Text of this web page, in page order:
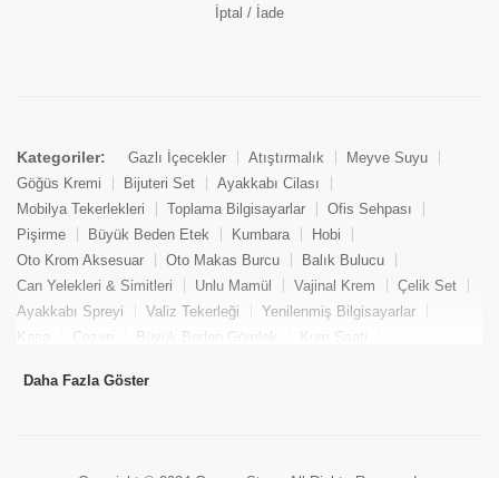
İptal / İade
Kategoriler: Gazlı İçecekler Atıştırmalık
Meyve Suyu
Göğüs Kremi
Bijuteri Set
Ayakkabı Cilası
Mobilya Tekerlekleri
Toplama Bilgisayarlar
Ofis Sehpası
Pişirme
Büyük Beden Etek Kumbara
Hobi
Oto Krom Aksesuar
Oto Makas Burcu
Balık Bulucu
Can Yelekleri & Simitleri
Unlu Mamül Vajinal Krem
Çelik Set
Ayakkabı Spreyi
Valiz Tekerleği
Yenilenmiş Bilgisayarlar
Kasa
Cezve Büyük Beden Gömlek
Kum Saati
Tekne Bağlama & Demirleme
Daha Fazla Göster